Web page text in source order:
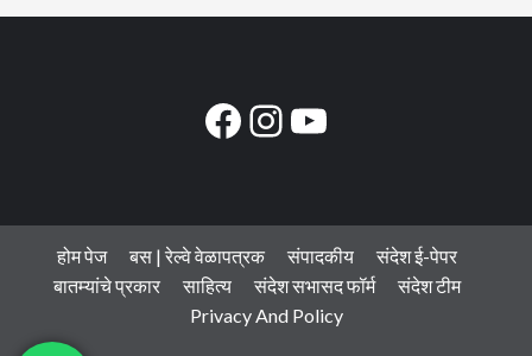
Facebook
Instagram
YouTube
होम पेज बस | रेल्वे वेळापत्रक संपादकीय
संदेश ई-पेपर
बातम्यांचे प्रकार
साहित्य संदेश सभासद फॉर्म
संदेश टीम
Privacy And Policy